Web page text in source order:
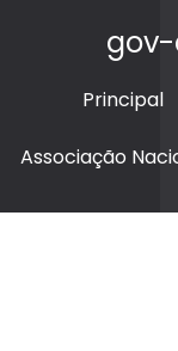
Principal
Associação